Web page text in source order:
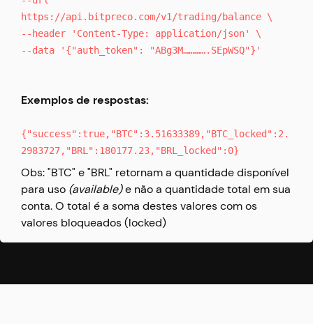
https://api.bitpreco.com/v1/trading/balance \
--header 'Content-Type: application/json' \
--data '{"auth_token": "ABg3M………….SEpWSQ"}'
Exemplos de respostas:
{"success":true,"BTC":3.51633389,"BTC_locked":2.
2983727,"BRL":180177.23,"BRL_locked":0}
Obs: "BTC" e "BRL" retornam a quantidade disponível
para uso (available)e não a quantidade total em sua
conta. O total é a soma destes valores com os
valores bloqueados (locked)